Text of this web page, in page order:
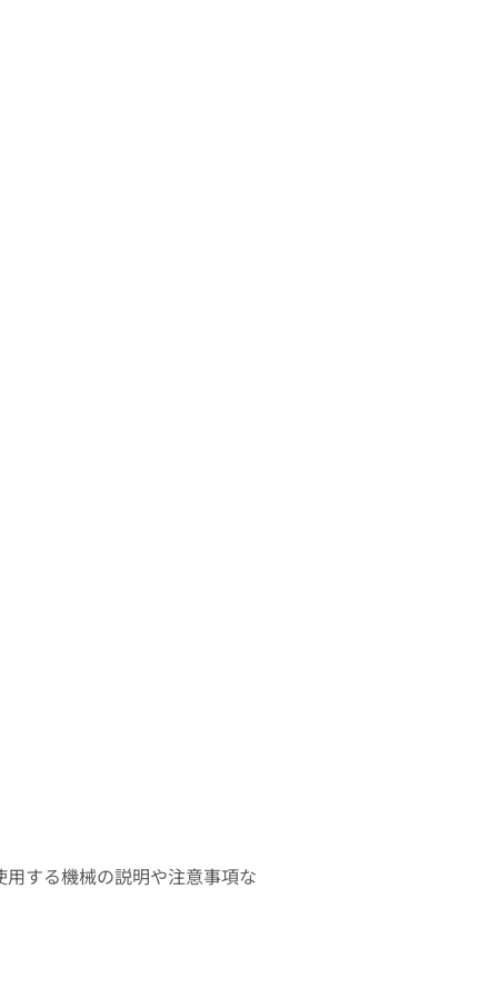
する機械の説明や注意事項な